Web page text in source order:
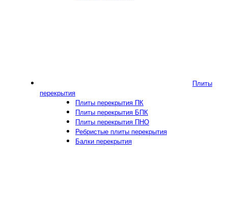
Плиты
перекрытия
Плиты перекрытия ПК
Плиты перекрытия БПК
Плиты перекрытия ПНО
Ребристые плиты перекрытия
Балки перекрытия